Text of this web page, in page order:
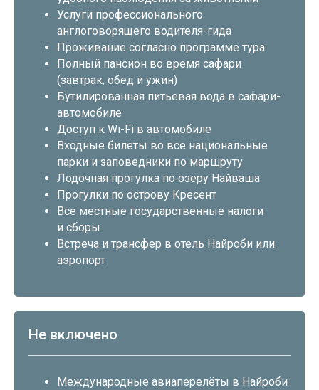
Услуги профессионального
англоговорящего водителя-гида
Проживание согласно программе тура
Полный пансион во время сафари
(завтрак, обед и ужин)
Бутилированная питьевая вода в сафари-
автомобиле
Доступ к Wi-Fi в автомобиле
Входные билеты во все национальные
парки и заповедники по маршруту
Лодочная прогулка по озеру Найваша
Прогулки по острову Кресент
Все местные государственные налоги
и сборы
Встреча и трансфер в отель Найроби или
аэропорт
Не включено
Международные авиаперелёты в Найроби